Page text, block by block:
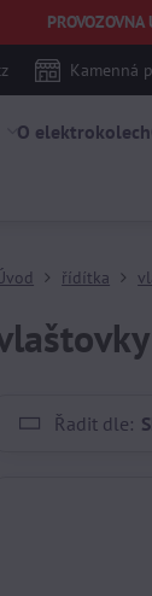
Kamenná
O elektrokolech
řídítka
Řadit dle: